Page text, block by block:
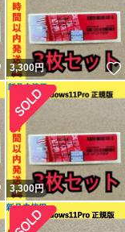
いいね！
3,300円
いいね！
3,300円